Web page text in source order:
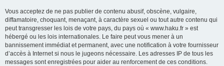
Vous acceptez de ne pas publier de contenu abusif, obscène, vulgaire,
diffamatoire, choquant, menaçant, à caractère sexuel ou tout autre contenu qui
peut transgresser les lois de votre pays, du pays où « www.haku.fr » est
hébergé ou les lois internationales. Le faire peut vous mener à un
bannissement immédiat et permanent, avec une notification à votre fournisseur
d’accès à Internet si nous le jugeons nécessaire. Les adresses IP de tous les
messages sont enregistrées pour aider au renforcement de ces conditions.